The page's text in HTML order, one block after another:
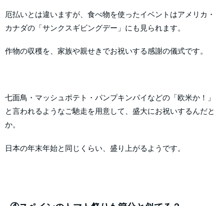
厄払いとは違いますが、食べ物を使ったイベントはアメリカ・
カナダの「サンクスギビングデー」にも見られます。
作物の収穫を、家族や親せきでお祝いする感謝の儀式です。
七面鳥・マッシュポテト・パンプキンパイなどの「欧米か！」
と言われるようなご馳走を用意して、盛大にお祝いするんだと
か。
日本の年末年始と同じくらい、盛り上がるようです。